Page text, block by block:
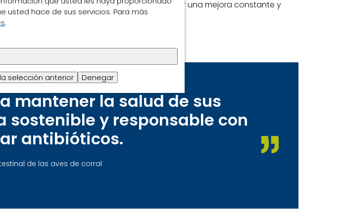
usted hace de sus servicios. Para más
.
selección anterior Denegar
la granja y la salud puede ayudar a impulsar una mejora constante y
mantener la salud de sus
y responsable con
antibióticos.
de las aves de corral